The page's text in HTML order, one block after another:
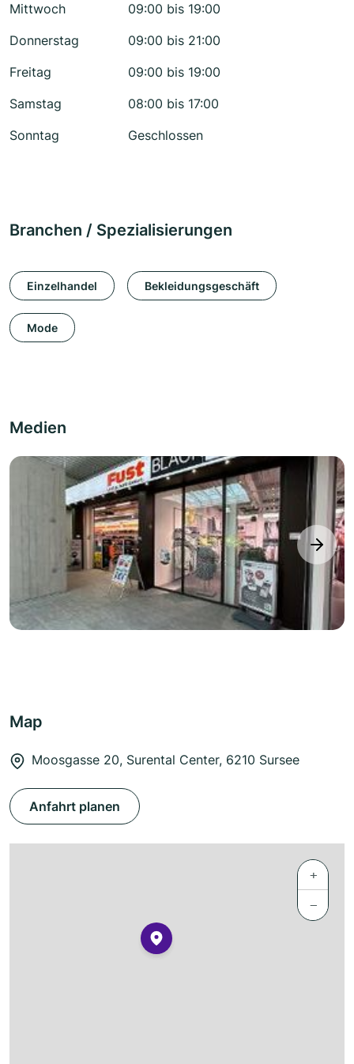
Mittwoch
09:00 bis 19:00
Donnerstag
09:00 bis 21:00
Freitag
09:00 bis 19:00
Samstag
08:00 bis 17:00
Sonntag
Geschlossen
Branchen / Spezialisierungen
Einzelhandel Bekleidungsgeschäft
Mode
Medien
next
Map
Moosgasse 20, Surental Center, 6210 Sursee
Anfahrt planen
+
−